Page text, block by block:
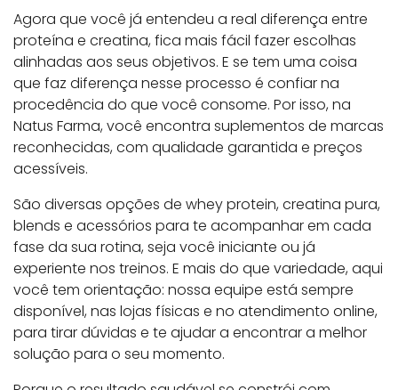
Agora que você já entendeu a real diferença entre
proteína e creatina, fica mais fácil fazer escolhas
alinhadas aos seus objetivos. E se tem uma coisa
que faz diferença nesse processo é confiar na
procedência do que você consome. Por isso, na
Natus Farma, você encontra suplementos de marcas
reconhecidas, com qualidade garantida e preços
acessíveis.
São diversas opções de whey protein, creatina pura,
blends e acessórios para te acompanhar em cada
fase da sua rotina, seja você iniciante ou já
experiente nos treinos. E mais do que variedade, aqui
você tem orientação: nossa equipe está sempre
disponível, nas lojas físicas e no atendimento online,
para tirar dúvidas e te ajudar a encontrar a melhor
solução para o seu momento.